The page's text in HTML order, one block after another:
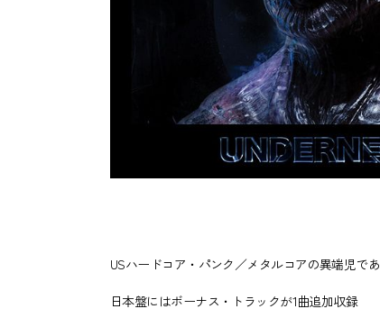
USハードコア・パンク／メタルコアの異端児で
日本盤にはボーナス・トラックが1曲追加収録